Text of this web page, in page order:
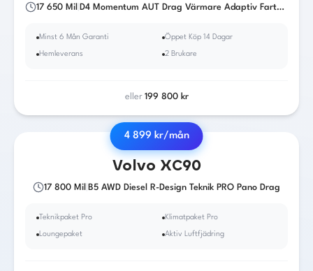
17 650 Mil D4 Momentum AUT Drag Värmare Adaptiv Farthållare
Minst 6 Mån Garanti Öppet Köp 14 Dagar
Hemleverans 2 Brukare
eller 199 800kr
4 899 kr/mån
Volvo XC90
17 800 Mil B5 AWD Diesel R-Design Teknik PRO Pano Drag
Teknikpaket Pro Klimatpaket Pro
Loungepaket Aktiv Luftfjädring